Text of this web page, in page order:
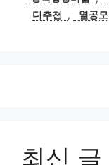
디추천
, 열공
최신 글